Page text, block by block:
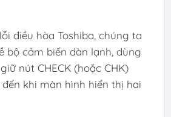
điều hòa Toshiba, chúng ta
bộ cảm biến dàn lạnh, dùng
nút CHECK (hoặc CHK)
khi màn hình hiển thị hai